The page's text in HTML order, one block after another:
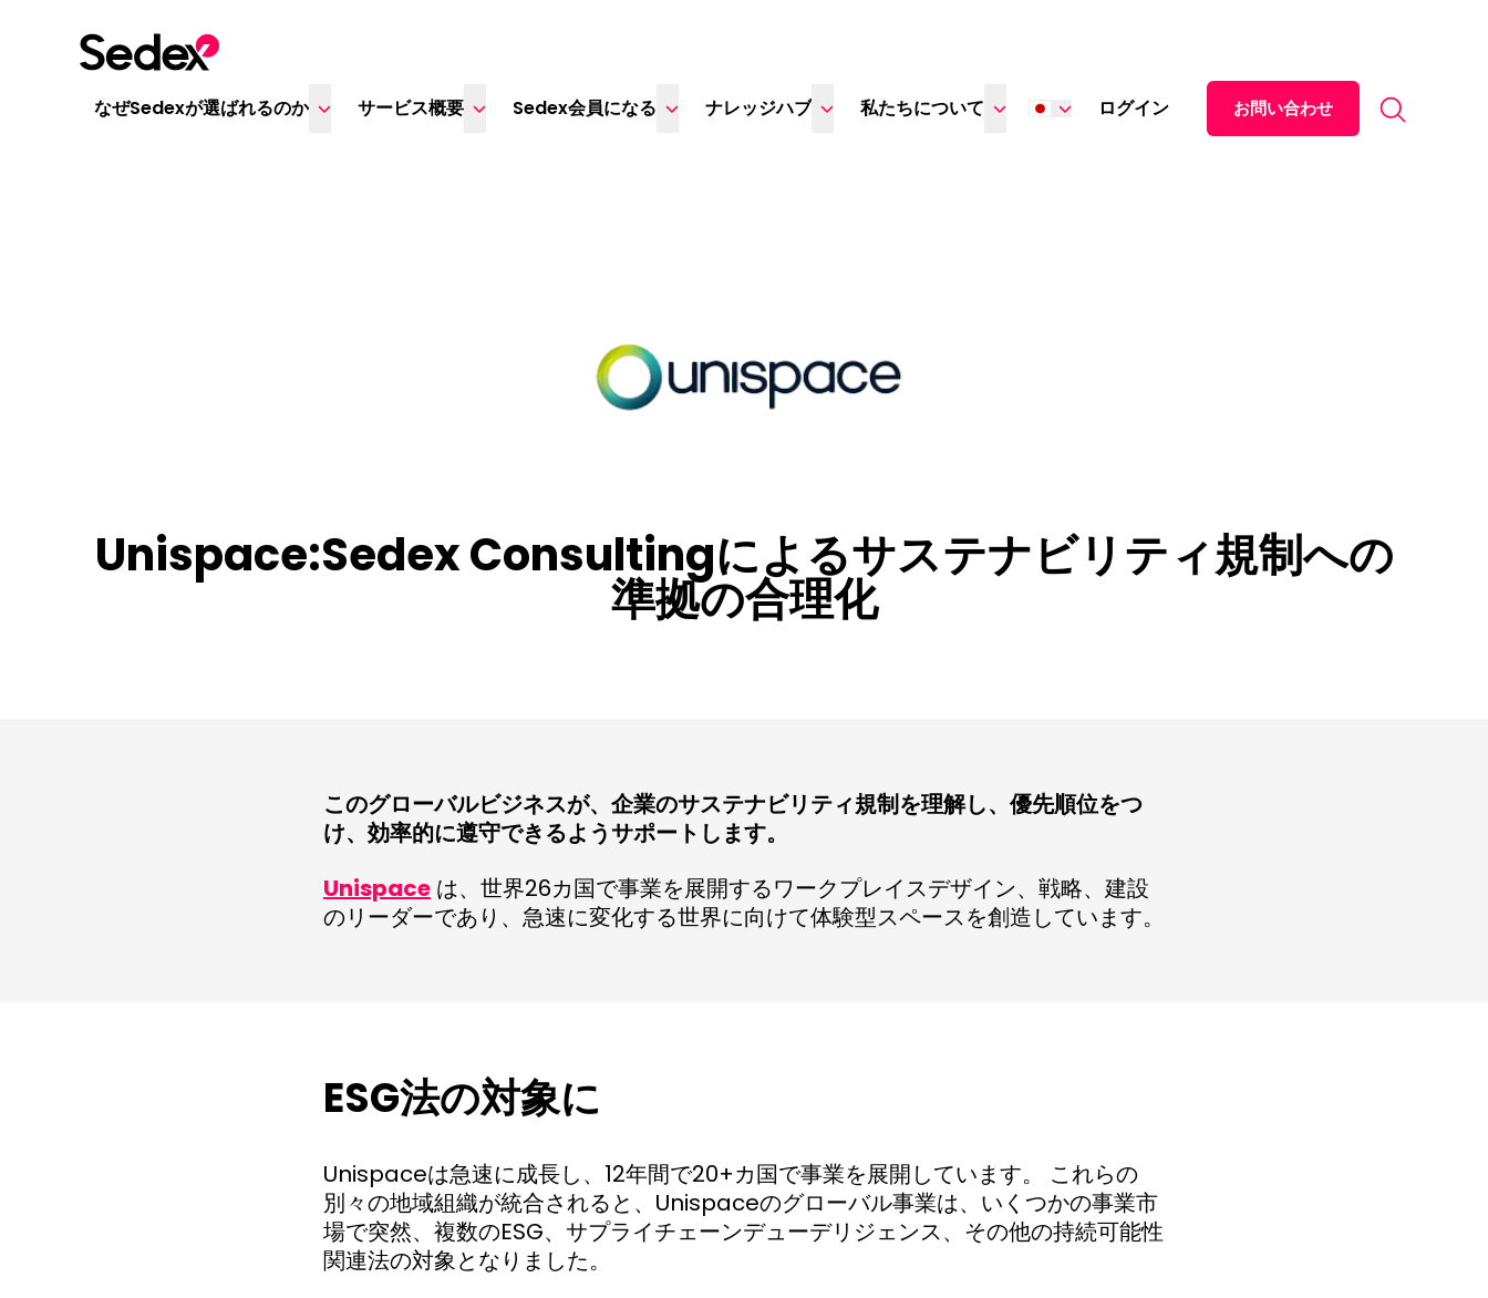
なぜSedexが選ばれるのか
サービス概要 Sedex会員になる ナレッジハブ 私たちについて ログイン お問い合わせ
Unispace:Sedex Consultingによるサステナビリティ規制への
準拠の合理化
このグローバルビジネスが、企業のサステナビリティ規制を理解し、優先順位をつ
け、効率的に遵守できるようサポートします。
Unispace は、世界26カ国で事業を展開するワークプレイスデザイン、戦略、建設
のリーダーであり、急速に変化する世界に向けて体験型スペースを創造しています。
ESG法の対象に
Unispaceは急速に成長し、12年間で20+カ国で事業を展開しています。 これらの
別々の地域組織が統合されると、Unispaceのグローバル事業は、いくつかの事業市
場で突然、複数のESG、サプライチェーンデューデリジェンス、その他の持続可能性
関連法の対象となりました。